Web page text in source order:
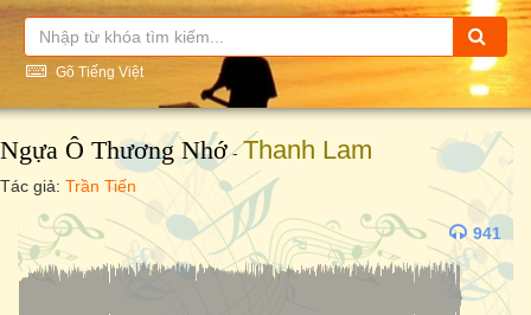
Gõ Tiếng Việt
Ngựa Ô Thương Nhớ-Thanh Lam
Tác giả: Trần Tiến
941